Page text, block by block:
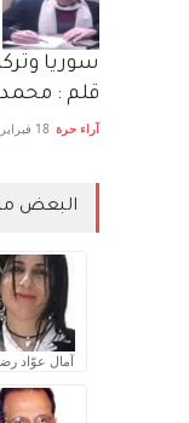
سوريا
قلم : محمد
آراء حرة 18 فبراير، 2023
البعض
آمال عوّاد